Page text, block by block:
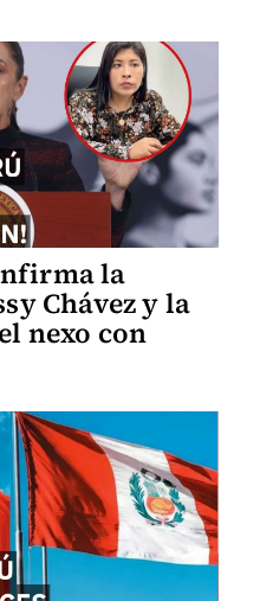
la
Chávez y la
nexo con